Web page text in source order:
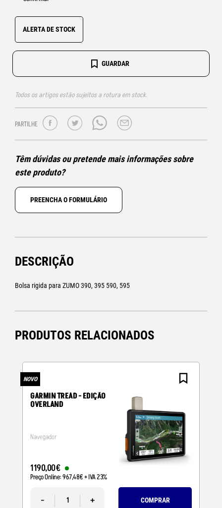
ALERTA DE STOCK
GUARDAR
Todos os artigos estão sujeitos a rotura em stock.
PARTILHE
Têm dúvidas ou pretende mais informações sobre
este produto?
PREENCHA O FORMULÁRIO
DESCRIÇÃO
Bolsa rigida para ZUMO 390, 395 590, 595
PRODUTOS RELACIONADOS
NOVO
GARMIN TREAD - EDIÇÃO
OVERLAND
Navegador
1190,00€
Preço Online:967,48€+ IVA 23%
- + COMPRAR